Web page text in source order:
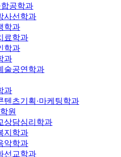
공학과
사선학과
학과
료학과
학과
과
술공연학과
과
텐츠기획·마케팅학과
원
상담심리학과
지학과
악학과
선교학과